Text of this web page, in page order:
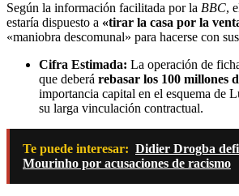
Según la información facilitada por la BBC,
estaría dispuesto a «tirar la casa por la
«maniobra descomunal» para hacerse con
Cifra Estimada: La operación de
que deberá rebasar los 100 millones
importancia capital en el esquema de
su larga vinculación contractual.
Te puede interesar: Didier Drogba
Mourinho por acusaciones de racismo